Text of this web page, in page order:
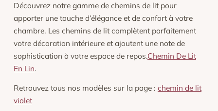
Découvrez notre gamme de chemins de lit pour
apporter une touche d’élégance et de confort à votre
chambre. Les chemins de lit complètent parfaitement
votre décoration intérieure et ajoutent une note de
sophistication à votre espace de repos.Chemin De Lit
En Lin.
Retrouvez tous nos modèles sur la page : chemin de lit
violet